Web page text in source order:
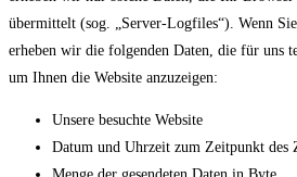
übermittelt (sog. „Server-Logfiles“). Wenn Sie
erheben wir die folgenden Daten, die für uns
um Ihnen die Website anzuzeigen:
Unsere besuchte Website
Datum und Uhrzeit zum Zeitpunkt des